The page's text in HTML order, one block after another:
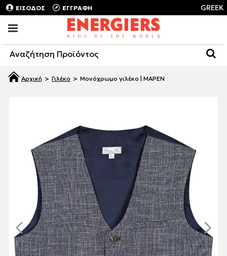
ΕΙΣΟΔΟΣ ΕΓΓΡΑΦΗ GREEK
Γιλέκο Μονόχρωμο γιλέκο | ΜΑΡΕΝ